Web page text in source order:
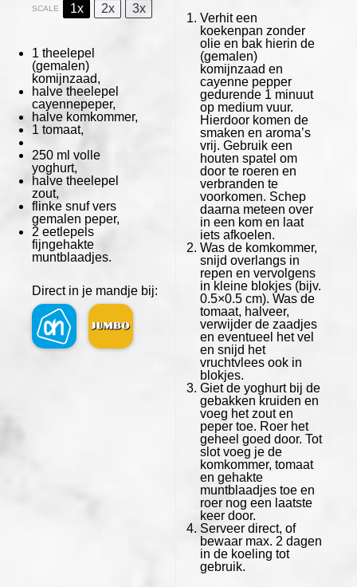
SCALE 1x 2x 3x
1 theelepel
(gemalen)
komijnzaad,
halve theelepel
cayennepeper,
halve komkommer,
1 tomaat,
250 ml volle
yoghurt,
halve theelepel
zout,
flinke snuf vers
gemalen peper,
2 eetlepels
fijngehakte
muntblaadjes.
Direct in je mandje bij:
Verhit een
koekenpan zonder
olie en bak hierin de
(gemalen)
komijnzaad en
cayenne pepper
gedurende 1 minuut
op medium vuur.
Hierdoor komen de
smaken en aroma’s
vrij. Gebruik een
houten spatel om
door te roeren en
verbranden te
voorkomen. Schep
daarna meteen over
in een kom en laat
iets afkoelen.
Was de komkommer,
snijd overlangs in
repen en vervolgens
in kleine blokjes (bijv.
0.5×0.5 cm). Was de
tomaat, halveer,
verwijder de zaadjes
en eventueel het vel
en snijd het
vruchtvlees ook in
blokjes.
Giet de yoghurt bij de
gebakken kruiden en
voeg het zout en
peper toe. Roer het
geheel goed door. Tot
slot voeg je de
komkommer, tomaat
en gehakte
muntblaadjes toe en
roer nog een laatste
keer door.
Serveer direct, of
bewaar max. 2 dagen
in de koeling tot
gebruik.